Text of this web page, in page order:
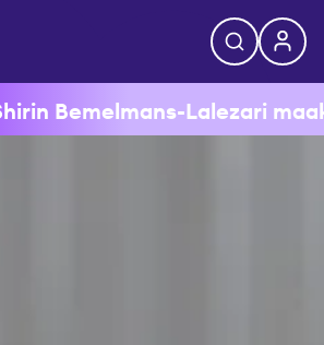
Bemelmans-Lalezari